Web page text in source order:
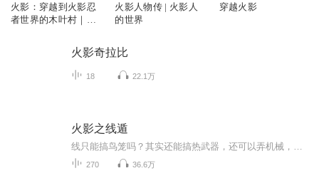
火影：穿越到火影忍
者世界的木叶村｜最
火影人物传 | 火影人
的世界
穿越火影
火影奇拉比
18 22.1万
火影之线遁
270 36.6万